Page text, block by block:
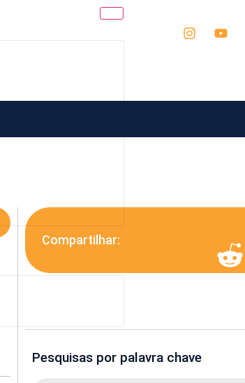
Compartilhar:
Pesquisas por palavra chave